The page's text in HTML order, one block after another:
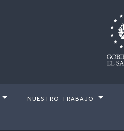
NUESTRO TRABAJO